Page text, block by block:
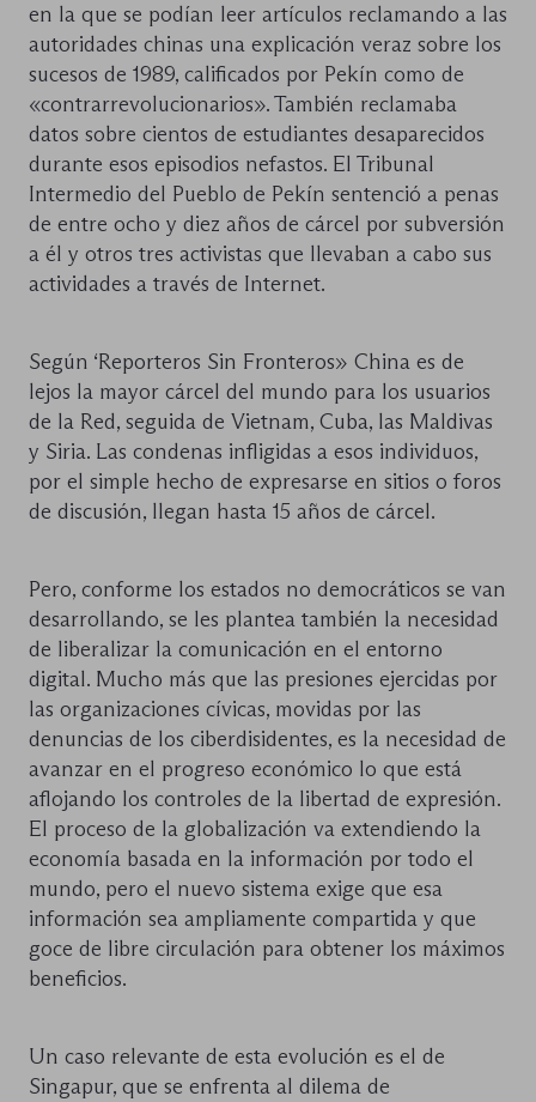
en la que se podían leer artículos reclamando a las
autoridades chinas una explicación veraz sobre los
sucesos de 1989, calificados por Pekín como de
«contrarrevolucionarios». También reclamaba
datos sobre cientos de estudiantes desaparecidos
durante esos episodios nefastos. El Tribunal
Intermedio del Pueblo de Pekín sentenció a penas
de entre ocho y diez años de cárcel por subversión
a él y otros tres activistas que llevaban a cabo sus
actividades a través de Internet.
Según ‘Reporteros Sin Fronteros» China es de
lejos la mayor cárcel del mundo para los usuarios
de la Red, seguida de Vietnam, Cuba, las Maldivas
y Siria. Las condenas infligidas a esos individuos,
por el simple hecho de expresarse en sitios o foros
de discusión, llegan hasta 15 años de cárcel.
Pero, conforme los estados no democráticos se van
desarrollando, se les plantea también la necesidad
de liberalizar la comunicación en el entorno
digital. Mucho más que las presiones ejercidas por
las organizaciones cívicas, movidas por las
denuncias de los ciberdisidentes, es la necesidad de
avanzar en el progreso económico lo que está
aflojando los controles de la libertad de expresión.
El proceso de la globalización va extendiendo la
economía basada en la información por todo el
mundo, pero el nuevo sistema exige que esa
información sea ampliamente compartida y que
goce de libre circulación para obtener los máximos
beneficios.
Un caso relevante de esta evolución es el de
Singapur, que se enfrenta al dilema de